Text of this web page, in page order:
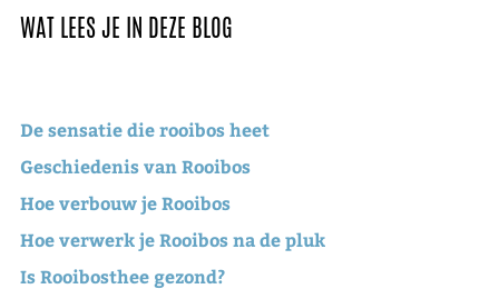
WAT LEES JE IN DEZE BLOG
De sensatie die rooibos heet
Geschiedenis van Rooibos
Hoe verbouw je Rooibos
Hoe verwerk je Rooibos na de pluk
Is Rooibosthee gezond?